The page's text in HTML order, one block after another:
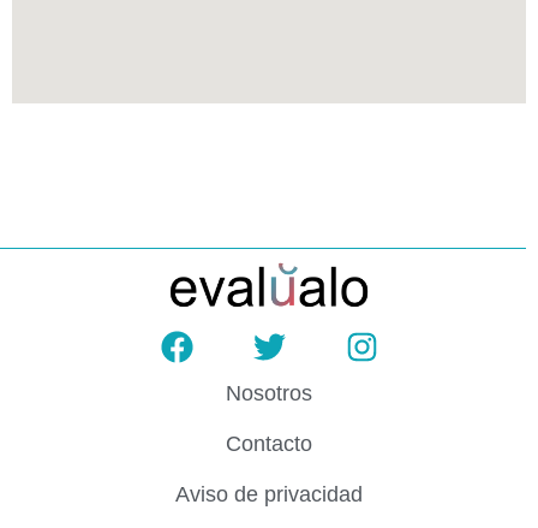
Nosotros
Contacto
Aviso de privacidad